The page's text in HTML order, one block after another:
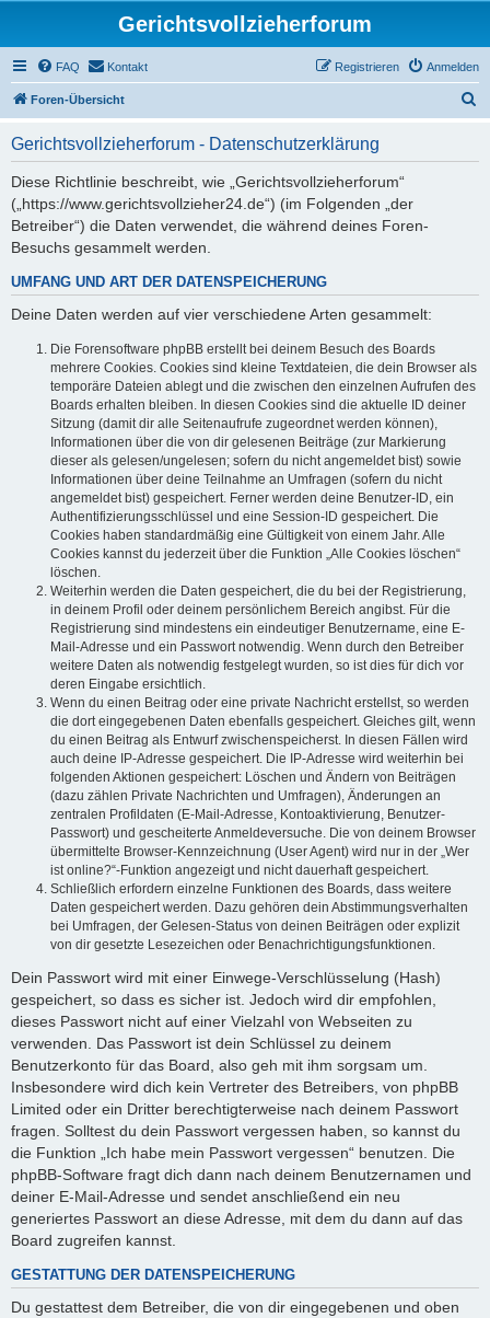
Gerichtsvollzieherforum
FAQ Kontakt Anmelden
Registrieren
Foren-Übersicht
Gerichtsvollzieherforum - Datenschutzerklärung
Diese Richtlinie beschreibt, wie „Gerichtsvollzieherforum“
(„https://www.gerichtsvollzieher24.de“) (im Folgenden „der
Betreiber“) die Daten verwendet, die während deines Foren-
Besuchs gesammelt werden.
UMFANG UND ART DER DATENSPEICHERUNG
Deine Daten werden auf vier verschiedene Arten gesammelt:
Die Forensoftware phpBB erstellt bei deinem Besuch des Boards
mehrere Cookies. Cookies sind kleine Textdateien, die dein Browser als
temporäre Dateien ablegt und die zwischen den einzelnen Aufrufen des
Boards erhalten bleiben. In diesen Cookies sind die aktuelle ID deiner
Sitzung (damit dir alle Seitenaufrufe zugeordnet werden können),
Informationen über die von dir gelesenen Beiträge (zur Markierung
dieser als gelesen/ungelesen; sofern du nicht angemeldet bist) sowie
Informationen über deine Teilnahme an Umfragen (sofern du nicht
angemeldet bist) gespeichert. Ferner werden deine Benutzer-ID, ein
Authentifizierungsschlüssel und eine Session-ID gespeichert. Die
Cookies haben standardmäßig eine Gültigkeit von einem Jahr. Alle
Cookies kannst du jederzeit über die Funktion „Alle Cookies löschen“
löschen.
Weiterhin werden die Daten gespeichert, die du bei der Registrierung,
in deinem Profil oder deinem persönlichem Bereich angibst. Für die
Registrierung sind mindestens ein eindeutiger Benutzername, eine E-
Mail-Adresse und ein Passwort notwendig. Wenn durch den Betreiber
weitere Daten als notwendig festgelegt wurden, so ist dies für dich vor
deren Eingabe ersichtlich.
Wenn du einen Beitrag oder eine private Nachricht erstellst, so werden
die dort eingegebenen Daten ebenfalls gespeichert. Gleiches gilt, wenn
du einen Beitrag als Entwurf zwischenspeicherst. In diesen Fällen wird
auch deine IP-Adresse gespeichert. Die IP-Adresse wird weiterhin bei
folgenden Aktionen gespeichert: Löschen und Ändern von Beiträgen
(dazu zählen Private Nachrichten und Umfragen), Änderungen an
zentralen Profildaten (E-Mail-Adresse, Kontoaktivierung, Benutzer-
Passwort) und gescheiterte Anmeldeversuche. Die von deinem Browser
übermittelte Browser-Kennzeichnung (User Agent) wird nur in der „Wer
ist online?“-Funktion angezeigt und nicht dauerhaft gespeichert.
Schließlich erfordern einzelne Funktionen des Boards, dass weitere
Daten gespeichert werden. Dazu gehören dein Abstimmungsverhalten
bei Umfragen, der Gelesen-Status von deinen Beiträgen oder explizit
von dir gesetzte Lesezeichen oder Benachrichtigungsfunktionen.
Dein Passwort wird mit einer Einwege-Verschlüsselung (Hash)
gespeichert, so dass es sicher ist. Jedoch wird dir empfohlen,
dieses Passwort nicht auf einer Vielzahl von Webseiten zu
verwenden. Das Passwort ist dein Schlüssel zu deinem
Benutzerkonto für das Board, also geh mit ihm sorgsam um.
Insbesondere wird dich kein Vertreter des Betreibers, von phpBB
Limited oder ein Dritter berechtigterweise nach deinem Passwort
fragen. Solltest du dein Passwort vergessen haben, so kannst du
die Funktion „Ich habe mein Passwort vergessen“ benutzen. Die
phpBB-Software fragt dich dann nach deinem Benutzernamen und
deiner E-Mail-Adresse und sendet anschließend ein neu
generiertes Passwort an diese Adresse, mit dem du dann auf das
Board zugreifen kannst.
GESTATTUNG DER DATENSPEICHERUNG
Du gestattest dem Betreiber, die von dir eingegebenen und oben